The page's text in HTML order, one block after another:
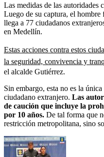
Las medidas de las autoridades
Luego de su captura, el
llega a 77 ciudadanos
en Medellín.
Estas acciones contra estos
la seguridad, convivencia y
el alcalde Gutiérrez.
Sin embargo, esta no es la
ciudadano extranjero. Las
de caución que incluye la
por 10 años. De tal forma que
restricción metropolitana, sino